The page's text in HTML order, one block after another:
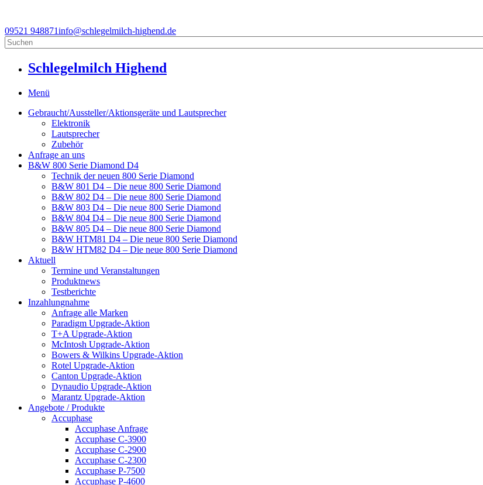
09521 948871info@schlegelmilch-highend.de
Schlegelmilch Highend
Menü
Gebraucht/Aussteller/Aktionsgeräte und Lautsprecher
Elektronik
Lautsprecher
Zubehör
Anfrage an uns
B&W 800 Serie Diamond D4
Technik der neuen 800 Serie Diamond
B&W 801 D4 – Die neue 800 Serie Diamond
B&W 802 D4 – Die neue 800 Serie Diamond
B&W 803 D4 – Die neue 800 Serie Diamond
B&W 804 D4 – Die neue 800 Serie Diamond
B&W 805 D4 – Die neue 800 Serie Diamond
B&W HTM81 D4 – Die neue 800 Serie Diamond
B&W HTM82 D4 – Die neue 800 Serie Diamond
Aktuell
Termine und Veranstaltungen
Produktnews
Testberichte
Inzahlungnahme
Anfrage alle Marken
Paradigm Upgrade-Aktion
T+A Upgrade-Aktion
McIntosh Upgrade-Aktion
Bowers & Wilkins Upgrade-Aktion
Rotel Upgrade-Aktion
Canton Upgrade-Aktion
Dynaudio Upgrade-Aktion
Marantz Upgrade-Aktion
Angebote / Produkte
Accuphase
Accuphase Anfrage
Accuphase C-3900
Accuphase C-2900
Accuphase C-2300
Accuphase P-7500
Accuphase P-4600